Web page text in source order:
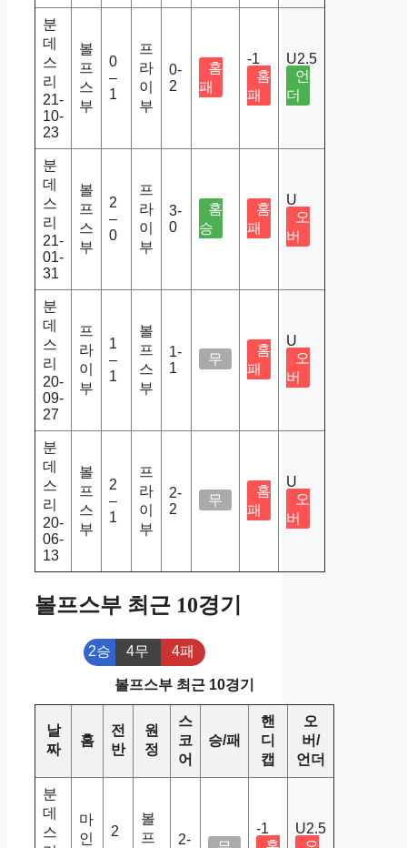
분
데
스
리
21-
10-
23
볼
프
스
부
0
–
1
프
라
이
부
0-
2
홈
패
-1
홈
패
U2.5
언
더
분
데
스
리
21-
01-
31
볼
프
스
부
2
–
0
프
라
이
부
3-
0
홈
승
홈
패
U
오
버
분
데
스
리
20-
09-
27
프
라
이
부
1
–
1
볼
프
스
부
1-
1
무
홈
패
U
오
버
분
데
스
리
20-
06-
13
볼
프
스
부
2
–
1
프
라
이
부
2-
2
무
홈
패
U
오
버
볼프스부 최근 10경기
2승 4무 4패
볼프스부 최근 10경기
날
짜
홈
전
반
원
정
스
코
어
승/패
핸
디
캡
오
버/
언더
분
데
스
마
인
2
볼
프
2-
-1
U2.5